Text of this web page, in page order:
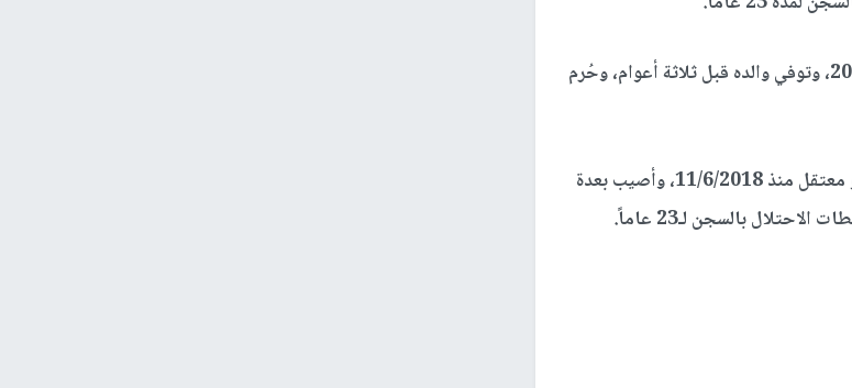
وأشار إلى أن سلطات الاحتلال هدمت منزل عائلة الأسير صلاح عام 2002، وتوفي والده قبل ثلاثة أعوام، وحُرم
وأضاف، أن الأسير شناوي دخل عامه السادس في سجون الاحتلال، وهو معتقل منذ 11/6/2018، وأصيب بعدة
بالسجن لـ23 عاماً.